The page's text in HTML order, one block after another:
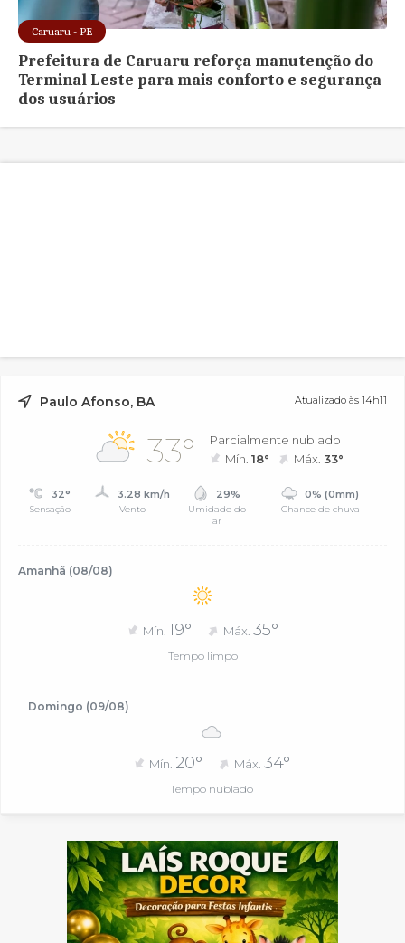
Caruaru - PE
Prefeitura de Caruaru reforça manutenção do
Terminal Leste para mais conforto e segurança
dos usuários
Paulo Afonso, BA Atualizado às 14h11
33°
Parcialmente nublado
Mín.18° Máx.33°
32°
Sensação
3.28 km/h
Vento
29%
Umidade do
ar
0% (0mm)
Chance de chuva
Amanhã (08/08)
Mín. 19° Máx. 35°
Tempo limpo
Domingo (09/08)
Mín. 20° Máx. 34°
Tempo nublado